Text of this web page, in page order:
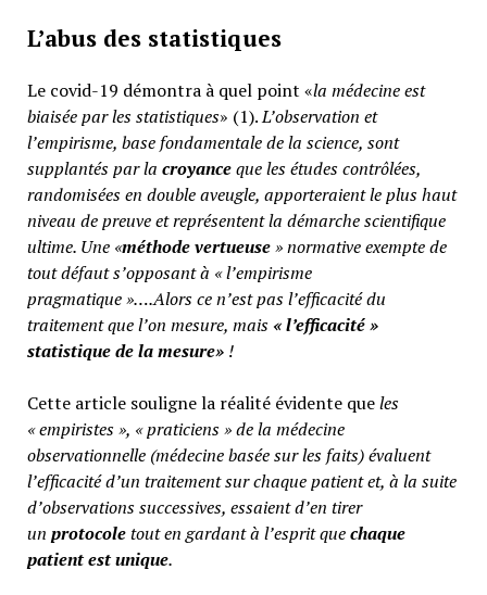
L’abus des statistiques
Le covid-19 démontra à quel point «la médecine est
biaisée par les statistiques» (1).L’observation et
l’empirisme, base fondamentale de la science, sont
supplantés par la croyanceque les études contrôlées,
randomisées en double aveugle, apporteraient le plus haut
niveau de preuve et représentent la démarche scientifique
ultime. Une «méthode vertueuse» normative exempte de
tout défaut s’opposant à « l’empirisme
pragmatique »….Alors ce n’est pas l’efficacité du
traitement que l’on mesure, mais «l’efficacité »
statistique de la mesure» !
Cette article souligne la réalité évidente queles
« empiristes », « praticiens » de la médecine
observationnelle (médecine basée sur les faits) évaluent
l’efficacité d’un traitement sur chaque patient et, à la suite
d’observations successives, essaient d’en tirer
un protocoletout en gardant à l’esprit quechaque
patient est unique.